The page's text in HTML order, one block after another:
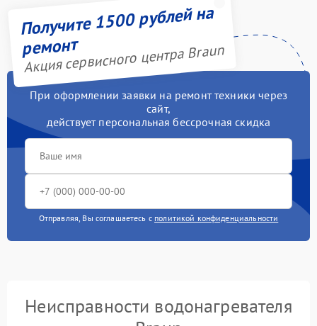
Получите 1500 рублей на
ремонт
Акция сервисного центра Braun
При оформлении заявки на ремонт техники через
сайт,
действует персональная бессрочная скидка
Отправляя, Вы соглашаетесь с политикой конфиденциальности
Неисправности водонагревателя